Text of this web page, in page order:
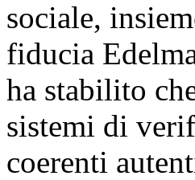
sociale,
fiducia
ha stabilito
sistemi di
coerenti